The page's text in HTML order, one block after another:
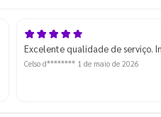
Excelente qualidade de serviço.
Celso d******** 1 de maio de 2026